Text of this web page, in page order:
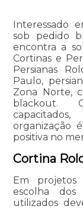
Interessado
sob pedido
encontra a
Cortinas e
Persianas
Paulo,
Zona Norte,
blackout.
organização
positiva no
Cortina
Em
escolha dos
utilizados